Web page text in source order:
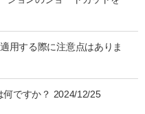
用する際に注意点はありま
何ですか？ 2024/12/25